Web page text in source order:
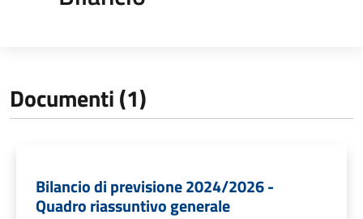
Documenti (1)
Bilancio di previsione 2024/2026 -
Quadro riassuntivo generale